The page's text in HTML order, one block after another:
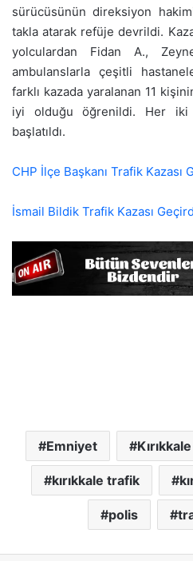
sürücüsünün direksiyon
takla atarak refüje devrildi.
yolculardan Fidan A.,
ambulanslarla çeşitli
farklı kazada yaralanan 11
iyi olduğu öğrenildi. Her iki
başlatıldı.
CHP İlçe Başkanı Trafik Kazası
İsmail Bildik Trafik Kazası
Emniyet Kırıkkale
kırıkkale trafik
polis